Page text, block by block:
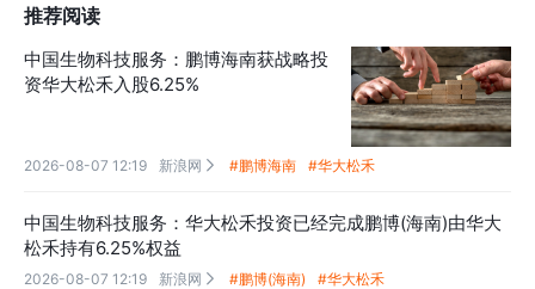
推荐阅读
中国生物科技服务：鹏博海南获战略投
资华大松禾入股6.25%
2026-08-07 12:19 新浪网  #鹏博海南 #华大松禾
中国生物科技服务：华大松禾投资已经完成鹏博(海南)由华大
松禾持有6.25%权益
2026-08-07 12:19 新浪网  #鹏博(海南) #华大松禾